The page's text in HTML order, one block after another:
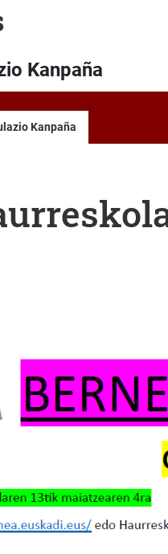
Kanpaña
Kanpaña